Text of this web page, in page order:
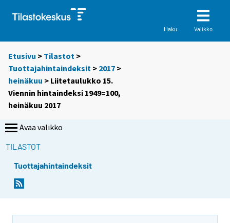
Haku Valikko
Etusivu > Tilastot >
Tuottajahintaindeksit > 2017 >
heinäkuu > Liitetaulukko 15.
Viennin hintaindeksi 1949=100,
heinäkuu 2017
Avaa valikko
TILASTOT
Tuottajahintaindeksit